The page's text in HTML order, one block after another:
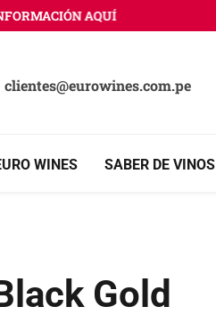
AQUÍ
clientes@eurowines.com.pe
WINES SABER DE VINOS
Gold